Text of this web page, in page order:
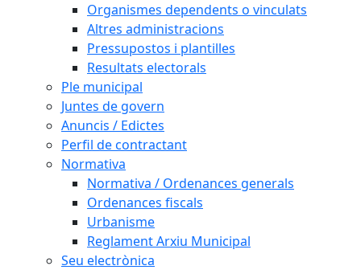
Organismes dependents o vinculats
Altres administracions
Pressupostos i plantilles
Resultats electorals
Ple municipal
Juntes de govern
Anuncis / Edictes
Perfil de contractant
Normativa
Normativa / Ordenances generals
Ordenances fiscals
Urbanisme
Reglament Arxiu Municipal
Seu electrònica